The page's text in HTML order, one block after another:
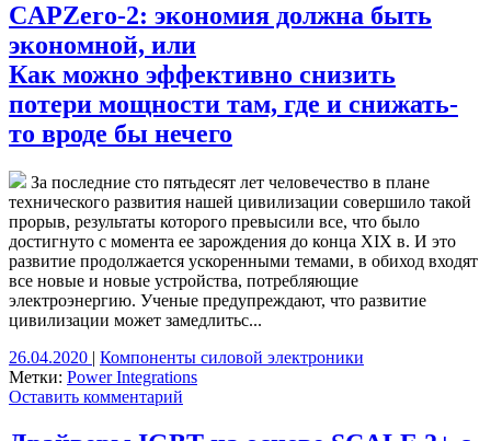
CAPZero-2: экономия должна быть
экономной, или
Как можно эффективно снизить
потери мощности там, где и снижать-
то вроде бы нечего
За последние сто пятьдесят лет человечество в плане
технического развития нашей цивилизации совершило такой
прорыв, результаты которого превысили все, что было
достигнуто с момента ее зарождения до конца XIX в. И это
развитие продолжается ускоренными темами, в обиход входят
все новые и новые устройства, потребляющие
электроэнергию. Ученые предупреждают, что развитие
цивилизации может замедлитьс...
26.04.2020 | Компоненты силовой электроники
Метки: Power Integrations
Оставить комментарий